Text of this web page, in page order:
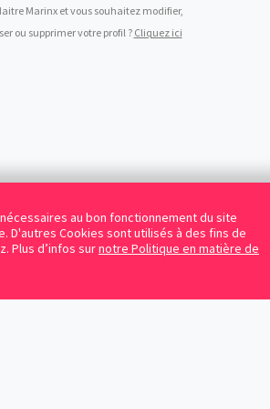
au bon fonctionnement du site
Cookies sont utilisés à des fins de
Plus d’infos surnotre Politique en matière de
Marinx et vous souhaitez modifier,
ou supprimer votre profil ? Cliquez ici